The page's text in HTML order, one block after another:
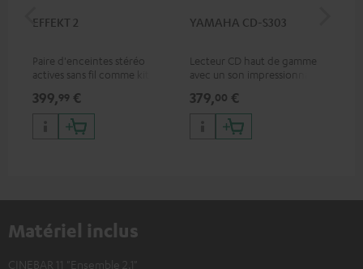
EFFEKT 2
Paire d'enceintes stéréo
actives sans fil comme kit
arrière pour les systèmes
Teufel appropriés
399,99 €
YAMAHA CD-S303
Lecteur CD haut de gamme
avec un son impressionnant
379,00 €
Matériel inclus
CINEBAR 11 "Ensemble 2.1"